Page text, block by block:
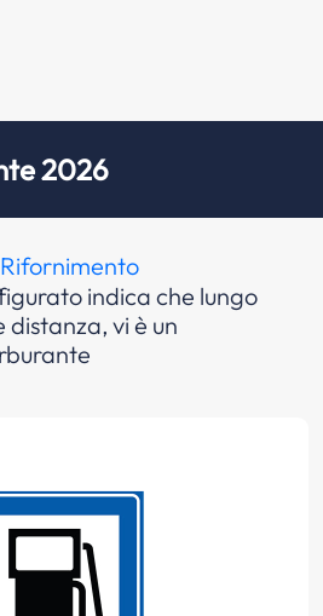
2026
Rifornimento
indica che lungo
vi è un